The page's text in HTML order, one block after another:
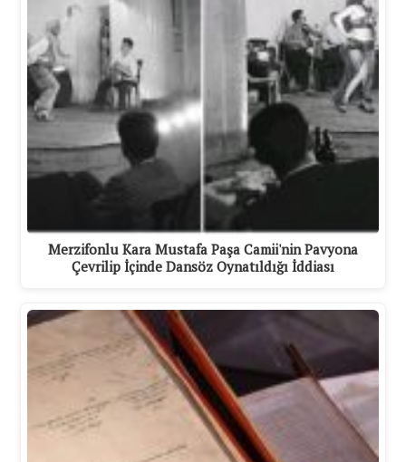
Merzifonlu Kara Mustafa Paşa Camii'nin Pavyona
Çevrilip İçinde Dansöz Oynatıldığı İddiası